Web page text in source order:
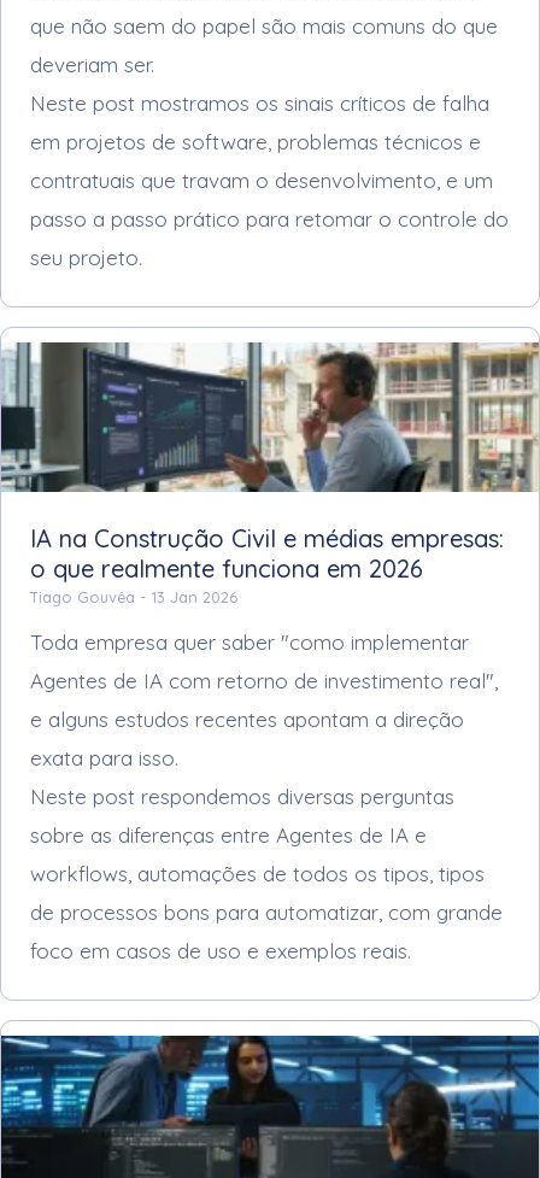
que não saem do papel são mais comuns do que
deveriam ser.
Neste post mostramos os sinais críticos de falha
em projetos de software, problemas técnicos e
contratuais que travam o desenvolvimento, e um
passo a passo prático para retomar o controle do
seu projeto.
IA na Construção Civil e médias empresas:
o que realmente funciona em 2026
Tiago Gouvêa - 13 Jan 2026
Toda empresa quer saber "como implementar
Agentes de IA com retorno de investimento real",
e alguns estudos recentes apontam a direção
exata para isso.
Neste post respondemos diversas perguntas
sobre as diferenças entre Agentes de IA e
workflows, automações de todos os tipos, tipos
de processos bons para automatizar, com grande
foco em casos de uso e exemplos reais.